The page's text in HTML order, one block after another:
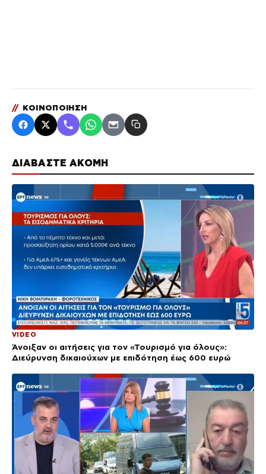
ΔΙΑΒΑΣΤΕ ΑΚΟΜΗ
VIDEO
Άνοιξαν οι αιτήσεις για τον «Τουρισμό για όλους»:
Διεύρυνση δικαιούχων με επιδότηση έως 600 ευρώ
// ΚΟΙΝΟΠΟΙΗΣΗ